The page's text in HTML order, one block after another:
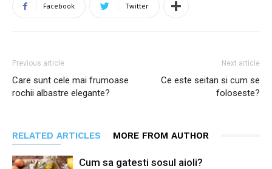
Facebook Twitter
Previous article
Care sunt cele mai frumoase
rochii albastre elegante?
Next article
Ce este seitan si cum se
foloseste?
RELATED ARTICLES MORE FROM AUTHOR
Cum sa gatesti sosul aioli?